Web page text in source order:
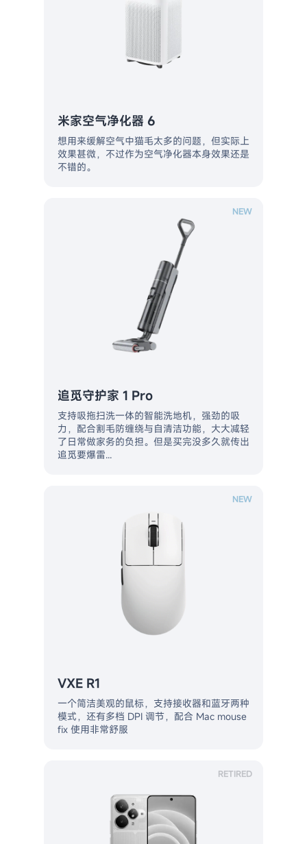
米家空气净化器 6
想用来缓解空气中猫毛太多的问题，但实际上
效果甚微，不过作为空气净化器本身效果还是
不错的。
NEW
追觅守护家 1 Pro
支持吸拖扫洗一体的智能洗地机，强劲的吸
力，配合割毛防缠绕与自清洁功能，大大减轻
了日常做家务的负担。但是买完没多久就传出
追觅要爆雷...
NEW
VXE R1
一个简洁美观的鼠标，支持接收器和蓝牙两种
模式，还有多档 DPI 调节，配合 Mac mouse
fix 使用非常舒服
RETIRED